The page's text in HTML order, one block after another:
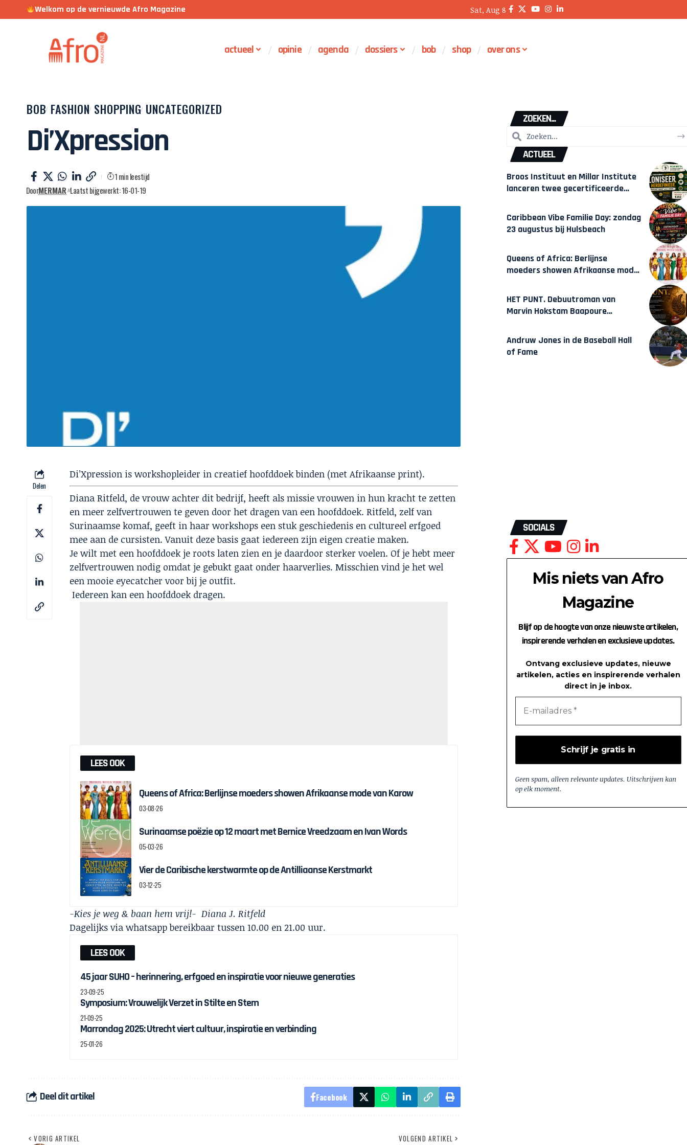
Welkom op de vernieuwde Afro Magazine Sat, Aug 8
actueel opinie agenda dossiers bob shop over ons
BOB FASHION SHOPPING UNCATEGORIZED
Di’Xpression
DoorMERMAR Laatst bijgewerkt: 16-01-19
1 min leestijd
Delen
Di’Xpression is workshopleider in creatief hoofddoek binden (met Afrikaanse print).
Diana Ritfeld, de vrouw achter dit bedrijf, heeft als missie vrouwen in hun kracht te zetten
en meer zelfvertrouwen te geven door het dragen van een hoofddoek. Ritfeld, zelf van
Surinaamse komaf, geeft in haar workshops een stuk geschiedenis en cultureel erfgoed
mee aan de cursisten. Vanuit deze basis gaat iedereen zijn eigen creatie maken.
Je wilt met een hoofddoek je roots laten zien en je daardoor sterker voelen. Of je hebt meer
zelfvertrouwen nodig omdat je gebukt gaat onder haarverlies. Misschien vind je het wel
een mooie eyecatcher voor bij je outfit.
Iedereen kan een hoofddoek dragen.
LEES OOK
Queens of Africa: Berlijnse moeders showen Afrikaanse mode van Karow
03-08-26
Surinaamse poëzie op 12 maart met Bernice Vreedzaam en Ivan Words
05-03-26
Vier de Caribische kerstwarmte op de Antilliaanse Kerstmarkt
03-12-25
-Kies je weg & baan hem vrij!- Diana J. Ritfeld
Dagelijks via whatsapp bereikbaar tussen 10.00 en 21.00 uur.
LEES OOK
45 jaar SUHO – herinnering, erfgoed en inspiratie voor nieuwe generaties
23-09-25
Symposium: Vrouwelijk Verzet in Stilte en Stem
21-09-25
Marrondag 2025: Utrecht viert cultuur, inspiratie en verbinding
25-01-26
Deel dit artikel Facebook
VORIG ARTIKEL VOLGEND ARTIKEL
ZOEKEN...
ACTUEEL
Broos Instituut en Millar Institute
lanceren twee gecertificeerde
Amsterdam
Caribbean Vibe Familie Day: zondag
23 augustus bij Hulsbeach
Queens of Africa: Berlijnse
moeders showen Afrikaanse mode
HET PUNT. Debuutroman van
Marvin Hokstam Baapoure
Andruw Jones in de Baseball Hall
of Fame
SOCIALS
Mis niets van Afro
Magazine
Blijf op de hoogte van onze nieuwste artikelen,
inspirerende verhalen en exclusieve updates.
Ontvang exclusieve updates, nieuwe
artikelen, acties en inspirerende verhalen
direct in je inbox.
Geen spam, alleen relevante updates. Uitschrijven kan
op elk moment.